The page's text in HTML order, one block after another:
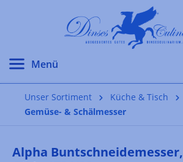
Unser Sortiment Küche & Tisch
Gemüse- & Schälmesser
Alpha Buntschneidemesser,